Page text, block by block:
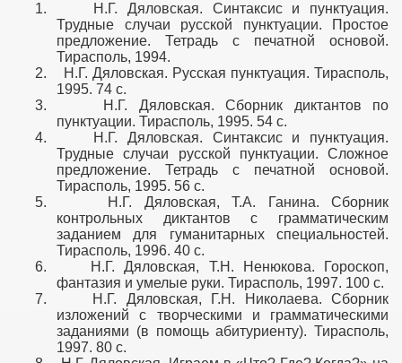
1.
Н.Г. Дяловская. Синтаксис и пунктуация.
Трудные случаи русской пунктуации. Простое
предложение. Тетрадь с печатной основой.
Тирасполь, 1994.
2.
Н.Г. Дяловская. Русская пунктуация. Тирасполь,
1995. 74 с.
3.
Н.Г. Дяловская. Сборник диктантов по
пунктуации. Тирасполь, 1995. 54 с.
4.
Н.Г. Дяловская. Синтаксис и пунктуация.
Трудные случаи русской пунктуации. Сложное
предложение. Тетрадь с печатной основой.
Тирасполь, 1995. 56 с.
5.
Н.Г. Дяловская, Т.А. Ганина. Сборник
контрольных диктантов с грамматическим
заданием для гуманитарных специальностей.
Тирасполь, 1996. 40 с.
6.
Н.Г. Дяловская, Т.Н. Ненюкова. Гороскоп,
фантазия и умелые руки. Тирасполь, 1997. 100 с.
7.
Н.Г. Дяловская, Г.Н. Николаева. Сборник
изложений с творческими и грамматическими
заданиями (в помощь абитуриенту). Тирасполь,
1997. 80 с.